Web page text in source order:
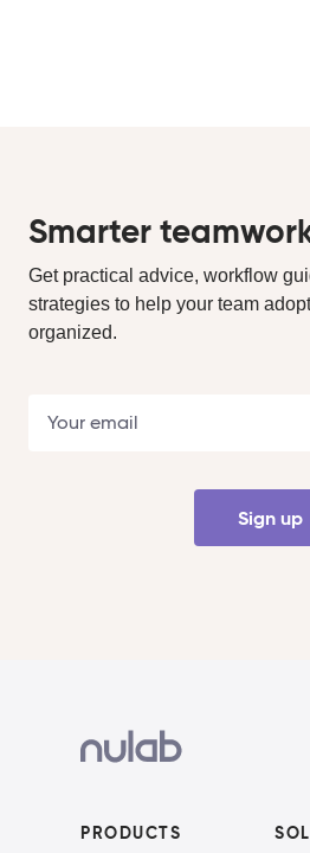
Smarter
Get practical advice, workflow
strategies to help your team
organized.
Sign up
PRODUCTS